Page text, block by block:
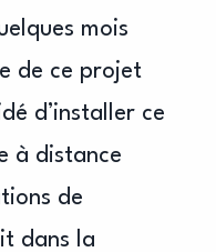
mois
de ce projet
d’installer ce
à distance
de
dans la